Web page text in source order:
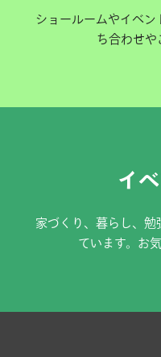
ショールームやイベ
ち合わせや
イ
家づくり、暮らし、勉
ています。お